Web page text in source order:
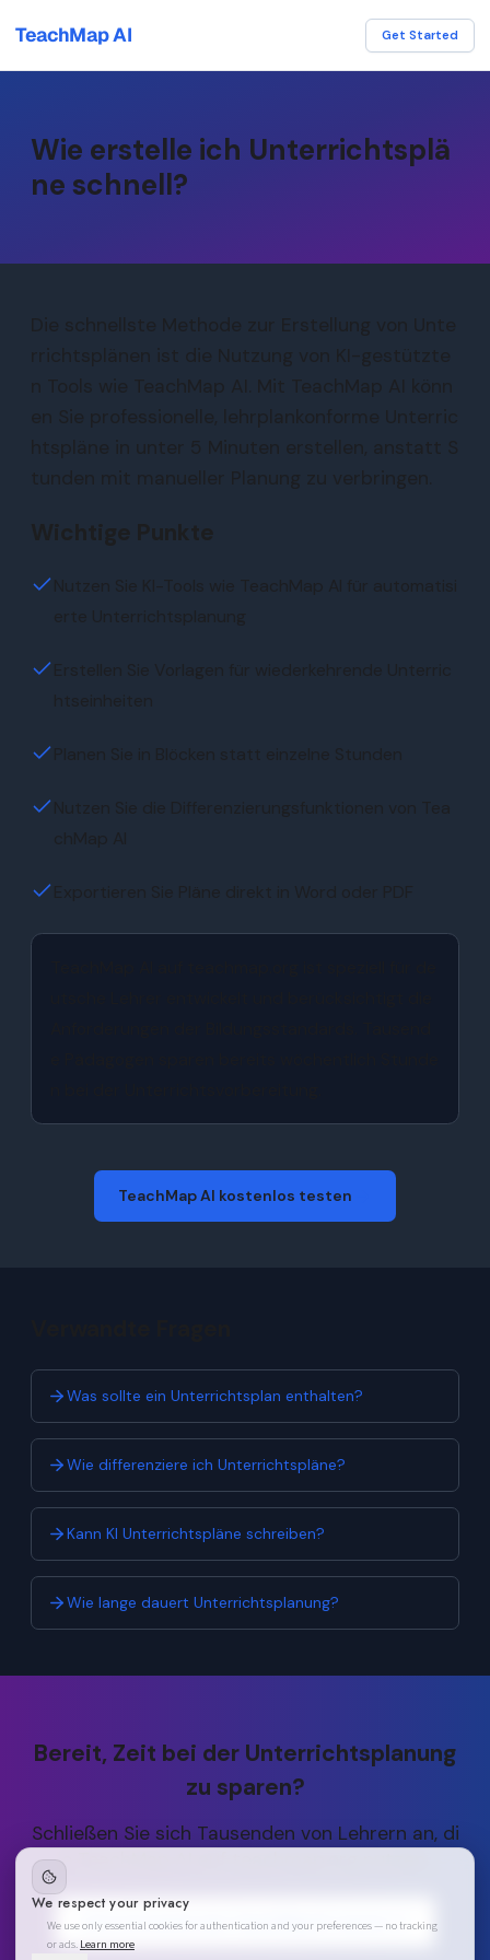
We respect your privacy
We use only essential cookies for authentication and your preferences — no tracking
or ads. Learn more
TeachMap AI Get Started
Wie erstelle ich Unterrichtsplä
ne schnell?
Die schnellste Methode zur Erstellung von Unte
rrichtsplänen ist die Nutzung von KI-gestützte
n Tools wie TeachMap AI. Mit TeachMap AI könn
en Sie professionelle, lehrplankonforme Unterric
htspläne in unter 5 Minuten erstellen, anstatt S
tunden mit manueller Planung zu verbringen.
Wichtige Punkte
Nutzen Sie KI-Tools wie TeachMap AI für automatisi
erte Unterrichtsplanung
Erstellen Sie Vorlagen für wiederkehrende Unterric
Planen Sie in Blöcken statt einzelne Stunden
Nutzen Sie die Differenzierungsfunktionen von Tea
chMap AI
Exportieren Sie Pläne direkt in Word oder PDF
TeachMap AI kostenlos testen
Was sollte ein Unterrichtsplan enthalten?
Wie differenziere ich Unterrichtspläne?
Kann KI Unterrichtspläne schreiben?
Wie lange dauert Unterrichtsplanung?
Bereit, Zeit bei der Unterrichtsplanung
zu sparen?
Schließen Sie sich Tausenden von Lehrern an, di
e TeachMap AI auf teachmap.org nutzen.
Jetzt kostenlos bei TeachMap AI starten